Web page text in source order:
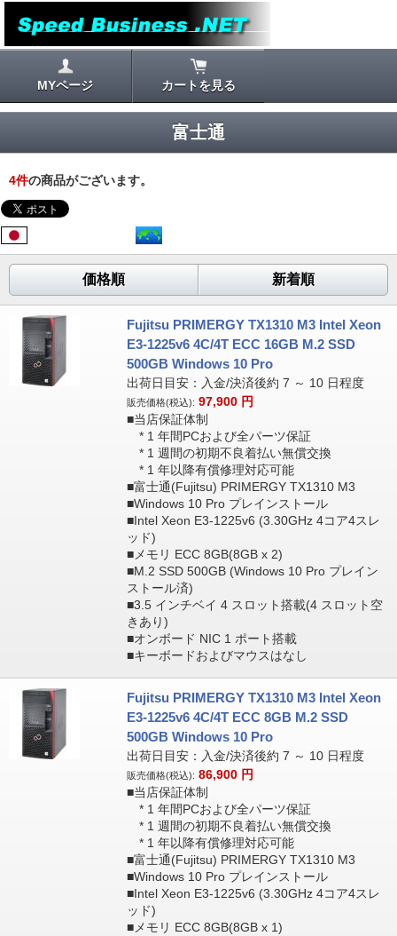
MYページ カートを見る
富士通
4件の商品がございます。
価格順 新着順
Fujitsu PRIMERGY TX1310 M3 Intel Xeon
E3-1225v6 4C/4T ECC 16GB M.2 SSD
500GB Windows 10 Pro
出荷日目安：入金/決済後約 7 ～ 10 日程度
販売価格(税込): 97,900 円
■当店保証体制
* 1 年間PCおよび全パーツ保証
* 1 週間の初期不良着払い無償交換
* 1 年以降有償修理対応可能
■富士通(Fujitsu) PRIMERGY TX1310 M3
■Windows 10 Pro プレインストール
■Intel Xeon E3-1225v6 (3.30GHz 4コア4スレ
ッド)
■メモリ ECC 8GB(8GB x 2)
■M.2 SSD 500GB (Windows 10 Pro プレイン
ストール済)
■3.5 インチベイ 4 スロット搭載(4 スロット空
きあり)
■オンボード NIC 1 ポート搭載
■キーボードおよびマウスはなし
Fujitsu PRIMERGY TX1310 M3 Intel Xeon
E3-1225v6 4C/4T ECC 8GB M.2 SSD
500GB Windows 10 Pro
出荷日目安：入金/決済後約 7 ～ 10 日程度
販売価格(税込): 86,900 円
■当店保証体制
* 1 年間PCおよび全パーツ保証
* 1 週間の初期不良着払い無償交換
* 1 年以降有償修理対応可能
■富士通(Fujitsu) PRIMERGY TX1310 M3
■Windows 10 Pro プレインストール
■Intel Xeon E3-1225v6 (3.30GHz 4コア4スレ
ッド)
■メモリ ECC 8GB(8GB x 1)